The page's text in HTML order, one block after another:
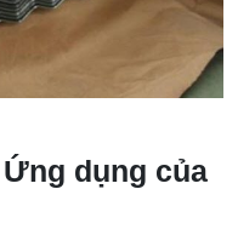
dụng của